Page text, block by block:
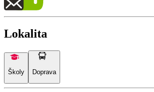
Lokalita
Školy Doprava